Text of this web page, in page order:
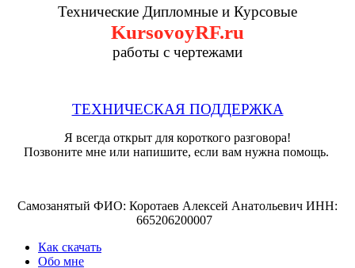
Технические Дипломные и Курсовые
KursovoyRF.ru
работы с чертежами
ТЕХНИЧЕСКАЯ ПОДДЕРЖКА
Я всегда открыт для короткого разговора!
Позвоните мне или напишите, если вам нужна помощь.
Самозанятый ФИО: Коротаев Алексей Анатольевич ИНН:
665206200007
Как скачать
Обо мне